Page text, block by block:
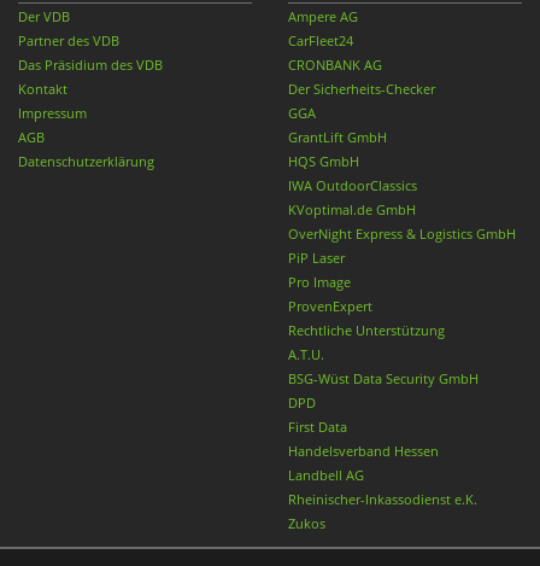
Der VDB
Partner des VDB
Das Präsidium des VDB
Kontakt
Impressum
AGB
Datenschutzerklärung
Ampere AG
CarFleet24
CRONBANK AG
Der Sicherheits-Checker
GGA
GrantLift GmbH
HQS GmbH
IWA OutdoorClassics
KVoptimal.de GmbH
OverNight Express & Logistics GmbH
PiP Laser
Pro Image
ProvenExpert
Rechtliche Unterstützung
A.T.U.
BSG-Wüst Data Security GmbH
DPD
First Data
Handelsverband Hessen
Landbell AG
Rheinischer-Inkassodienst e.K.
Zukos